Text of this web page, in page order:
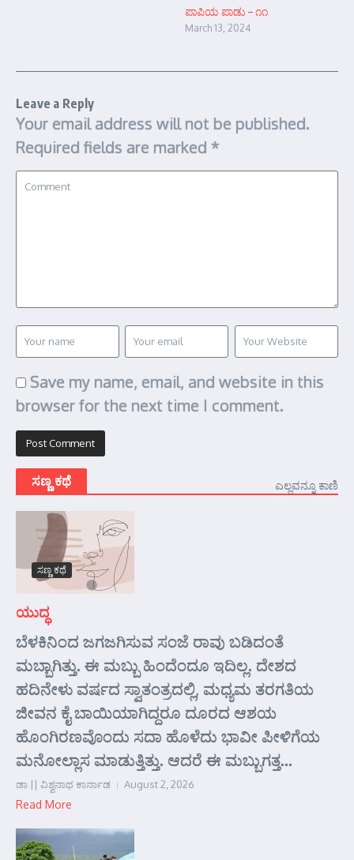
ಪಾಪಿಯ ಪಾಡು – ೧೧
March 13, 2024
Leave a Reply
Your email address will not be published.
Required fields are marked *
Save my name, email, and website in this
browser for the next time I comment.
ಸಣ್ಣ ಕಥೆ ಎಲ್ಲವನ್ನೂ ಕಾಣಿ
ಸಣ್ಣ ಕಥೆ
ಯುದ್ಧ
ಬೆಳಕಿನಿಂದ ಜಗಜಗಿಸುವ ಸಂಜೆ ರಾವು ಬಡಿದಂತೆ
ಮಬ್ಬಾಗಿತ್ತು. ಈ ಮಬ್ಬು ಹಿಂದೆಂದೂ ಇದಿಲ್ಲ. ದೇಶದ
ಹದಿನೇಳು ವರ್ಷದ ಸ್ವಾತಂತ್ರದಲ್ಲಿ, ಮಧ್ಯಮ ತರಗತಿಯ
ಜೀವನ ಕೈ ಬಾಯಿಯಾಗಿದ್ದರೂ ದೂರದ ಆಶಯ
ಹೊಂಗಿರಣವೊಂದು ಸದಾ ಹೊಳೆದು ಭಾವೀ ಪೀಳಿಗೆಯ
ಮನೋಲ್ಲಾಸ ಮಾಡುತ್ತಿತ್ತು. ಆದರೆ ಈ ಮಬ್ಬುಗತ್ತ...
ಡಾ || ವಿಶ್ವನಾಥ ಕಾರ್ನಾಡ August 2, 2026
Read More